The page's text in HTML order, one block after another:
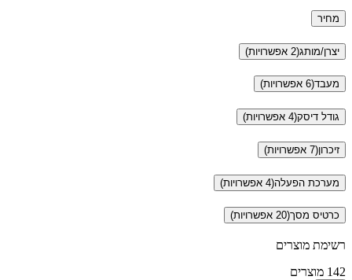
מחיר
יצרן/מותג(2 אפשרויות)
מעבד(6 אפשרויות)
גודל דיסק(4 אפשרויות)
זיכרון(7 אפשרויות)
מערכת הפעלה(4 אפשרויות)
כרטיס מסך(20 אפשרויות)
רשימת מוצרים
142 מוצרים